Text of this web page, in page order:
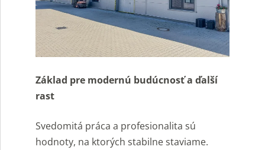
Základ pre modernú budúcnosť a ďalší
rast
Svedomitá práca a profesionalita sú
hodnoty, na ktorých stabilne staviame.